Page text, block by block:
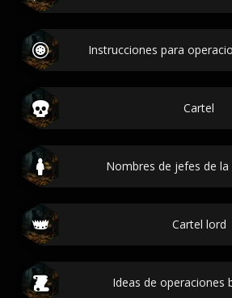
Instrucciones para
Cartel
Nombres de jefes de
Cartel lord
Ideas de operaciones